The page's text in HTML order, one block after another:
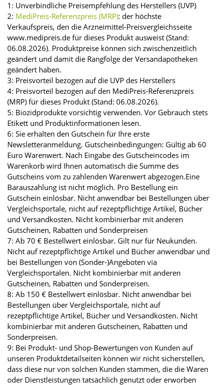
1: Unverbindliche Preisempfehlung des Herstellers (UVP)
2: MediPreis-Referenzpreis (MRP): der höchste
Verkaufspreis, den die Arzneimittel-Preisvergleichsseite
www.medipreis.de für dieses Produkt ausweist (Stand:
06.08.2026). Produktpreise können sich zwischenzeitlich
geändert und damit die Rangfolge der Versandapotheken
geändert haben.
3: Preisvorteil bezogen auf die UVP des Herstellers
4: Preisvorteil bezogen auf den MediPreis-Referenzpreis
(MRP) für dieses Produkt (Stand: 06.08.2026).
5: Biozidprodukte vorsichtig verwenden. Vor Gebrauch stets
Etikett und Produktinformationen lesen.
6: Sie erhalten den Gutschein für Ihre erste
Newsletteranmeldung. Gutscheinbedingungen: Gültig ab 60
Euro Warenwert. Nach Eingabe des Gutscheincodes im
Warenkorb wird Ihnen automatisch die Summe des
Gutscheins vom zu zahlenden Warenwert abgezogen.Eine
Barauszahlung ist nicht möglich. Pro Bestellung ein
Gutschein einlösbar. Nicht anwendbar bei Bestellungen über
Vergleichsportale, nicht auf rezeptpflichtige Artikel, Bücher
und Versandkosten. Nicht kombinierbar mit anderen
Gutscheinen, Rabatten und Sonderpreisen
7: Ab 70 € Bestellwert einlösbar. Gilt nur für Neukunden.
Nicht auf rezeptpflichtige Artikel und Bücher anwendbar und
bei Bestellungen von (Sonder-)Angeboten via
Vergleichsportalen. Nicht kombinierbar mit anderen
Gutscheinen, Rabatten und Sonderpreisen.
8: Ab 150 € Bestellwert einlösbar. Nicht anwendbar bei
Bestellungen über Vergleichsportale, nicht auf
rezeptpflichtige Artikel, Bücher und Versandkosten. Nicht
kombinierbar mit anderen Gutscheinen, Rabatten und
Sonderpreisen.
9: Bei Produkt- und Shop-Bewertungen von Kunden auf
unseren Produktdetailseiten können wir nicht sicherstellen,
dass diese nur von solchen Kunden stammen, die die Waren
oder Dienstleistungen tatsächlich genutzt oder erworben